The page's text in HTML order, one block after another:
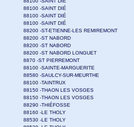
88100 -SAINT DIÉ
88100 -SAINT DIÉ
88100 -SAINT DIÉ
88200 -ST-ETIENNE-LES REMIREMONT
88200 -ST NABORD
88200 -ST NABORD
88200 -ST NABORD LONGUET
8870 -ST PIERREMONT
88100 -SAINTE-MARGUERITE
88580 -SAULCY-SUR-MEURTHE
88100 -TAINTRUX
88150 -THAON LES VOSGES
88150 -THAON LES VOSGES
88290 -THIÉFOSSE
88160 -LE THOLY
88530 -LE THOLY